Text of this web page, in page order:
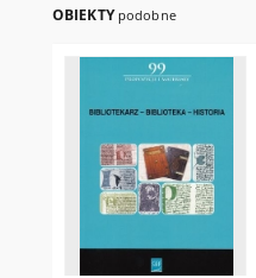
OBIEKTY podobne